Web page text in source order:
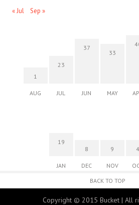
« Jul Sep »
1
AUG
23
JUL
37
JUN
33
MAY
19
JAN
8
DEC
9
NOV
4
BACK TO TOP
Copyright © 2015 Bucket | All